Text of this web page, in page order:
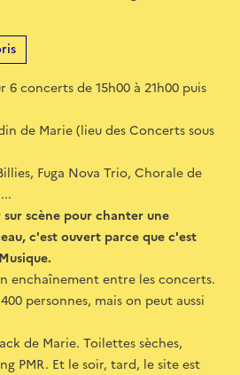
6 concerts de 15h00 à 21h00 puis
de Marie (lieu des Concerts sous
Fuga Nova Trio, Chorale de
scène pour chanter une
c'est ouvert parce que c'est
enchaînement entre les concerts.
personnes, mais on peut aussi
de Marie. Toilettes sèches,
PMR. Et le soir, tard, le site est